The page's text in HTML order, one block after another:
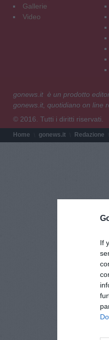
If
Gallerie
Video
gonews.it è un prodotto
gonews.it, quotidiano on line
© 2016. Tutti i diritti riservati.
Home gonews.it Redazione